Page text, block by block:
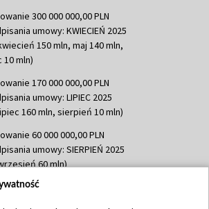
300 000 000,00 PLN
umowy: KWIECIEŃ 2025
150 mln, maj 140 mln,
mln)
170 000 000,00 PLN
umowy: LIPIEC 2025
160 mln, sierpień 10 mln)
60 000 000,00 PLN
umowy: SIERPIEŃ 2025
60 mln)
635 783 051,21 PLN